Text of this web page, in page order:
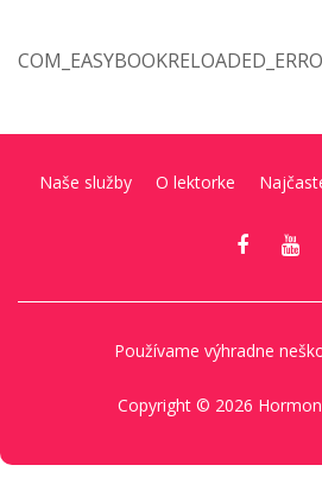
Naše služby O lektorke
Používame výhradne
Copyright © 2026